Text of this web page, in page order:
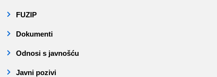
FUZIP
Dokumenti
Odnosi s javnošću
Javni pozivi